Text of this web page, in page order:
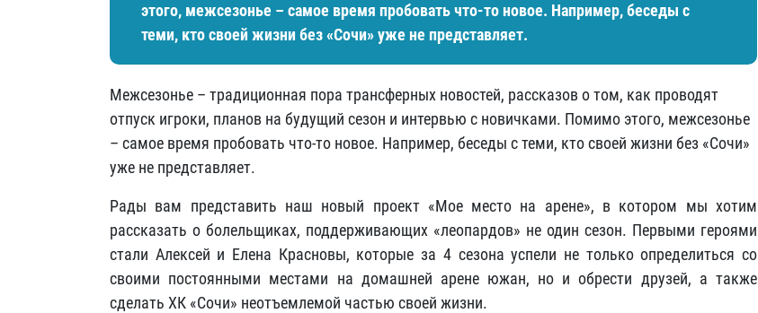
этого, межсезонье – самое время пробовать что-то новое. Например, беседы с
теми, кто своей жизни без «Сочи» уже не представляет.
Межсезонье – традиционная пора трансферных новостей, рассказов о том, как проводят
отпуск игроки, планов на будущий сезон и интервью с новичками. Помимо этого, межсезонье
– самое время пробовать что-то новое. Например, беседы с теми, кто своей жизни без «Сочи»
уже не представляет.
Рады вам представить наш новый проект «Мое место на арене», в котором мы хотим
рассказать о болельщиках, поддерживающих «леопардов» не один сезон. Первыми героями
стали Алексей и Елена Красновы, которые за 4 сезона успели не только определиться со
своими постоянными местами на домашней арене южан, но и обрести друзей, а также
сделать ХК «Сочи» неотъемлемой частью своей жизни.